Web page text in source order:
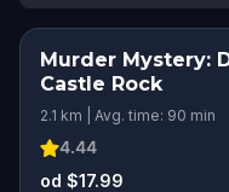
Murder Mystery:
Castle Rock
2.1 km | Avg. time: 90 min
4.44
od $17.99